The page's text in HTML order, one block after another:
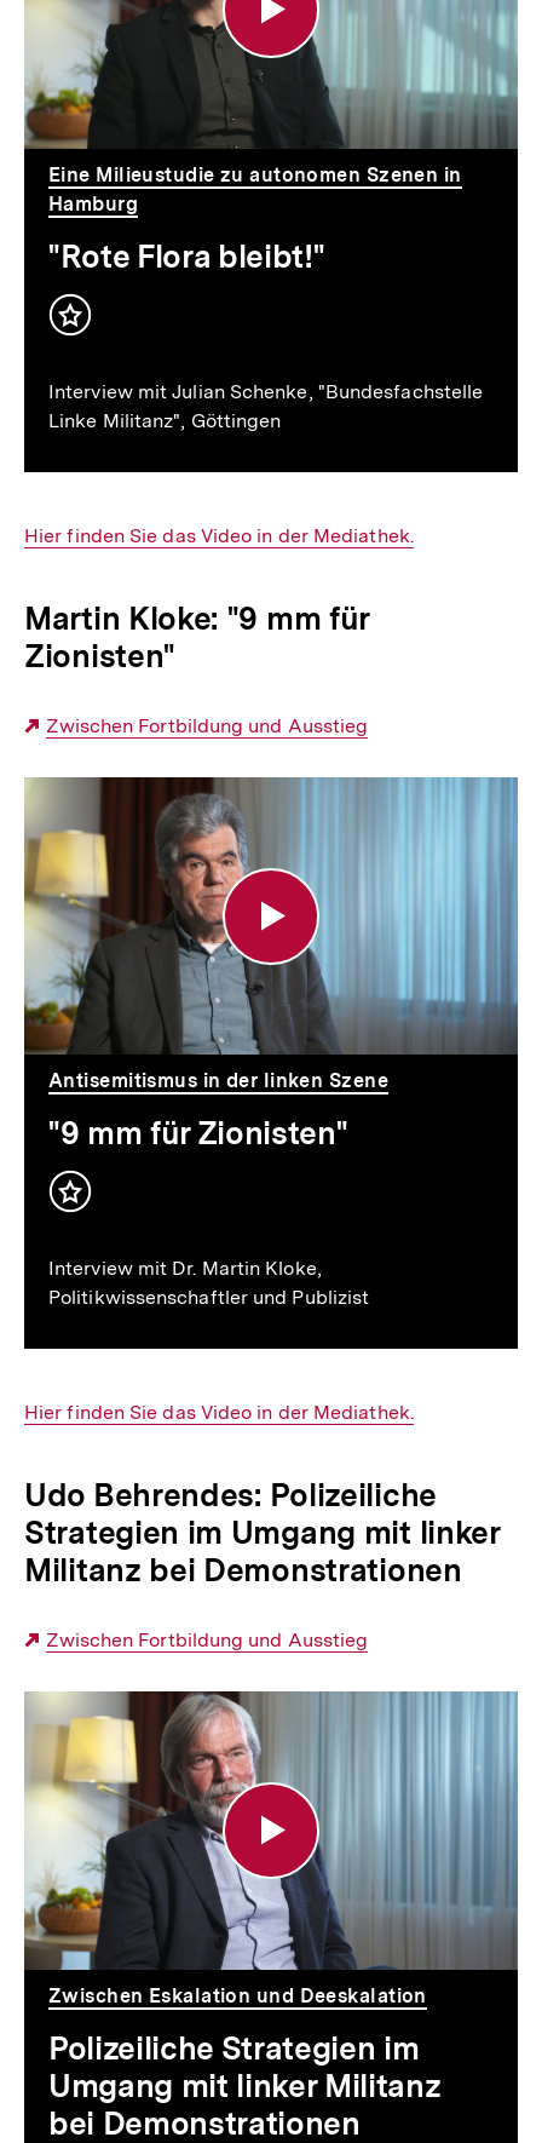
Eine Milieustudie zu autonomen Szenen in
Hamburg
"Rote Flora bleibt!"
Inhalt
Interview mit Julian Schenke, "Bundesfachstelle
Linke Militanz", Göttingen
Interner
Hier finden Sie das Video in der Mediathek.
Martin Kloke: "9 mm für
Zionisten"
Externer
Zwischen Fortbildung und Ausstieg
"9
mm
für
Zionisten"
Antisemitismus in der linken Szene
"9 mm für Zionisten"
Inhalt
Interview mit Dr. Martin Kloke,
Politikwissenschaftler und Publizist
Interner
Hier finden Sie das Video in der Mediathek.
Udo Behrendes: Polizeiliche
Strategien im Umgang mit linker
Militanz bei Demonstrationen
Externer
Zwischen Fortbildung und Ausstieg
Polizeiliche
Strategien
im
Umgang
mit
linker
Militanz
bei
Demonstrationen
Zwischen Eskalation und Deeskalation
Polizeiliche Strategien im
Umgang mit linker Militanz
bei Demonstrationen